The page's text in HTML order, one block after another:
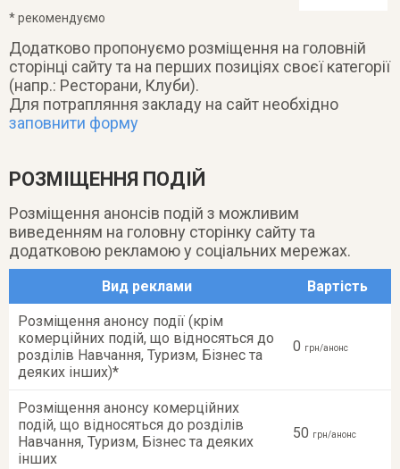
* рекомендуємо
Додатково пропонуємо розміщення на головній
сторінці сайту та на перших позиціях своєї категорії
(напр.: Ресторани, Клуби).
Для потрапляння закладу на сайт необхідно
заповнити форму
РОЗМІЩЕННЯ ПОДІЙ
Розміщення анонсів подій з можливим
виведенням на головну сторінку сайту та
додатковою рекламою у соціальних мережах.
Вид реклами Вартість
Розміщення анонсу події (крім
комерційних подій, що відносяться до
розділів Навчання, Туризм, Бізнес та
деяких інших)*
0 грн/анонс
Розміщення анонсу комерційних
подій, що відносяться до розділів
Навчання, Туризм, Бізнес та деяких
інших
50 грн/анонс